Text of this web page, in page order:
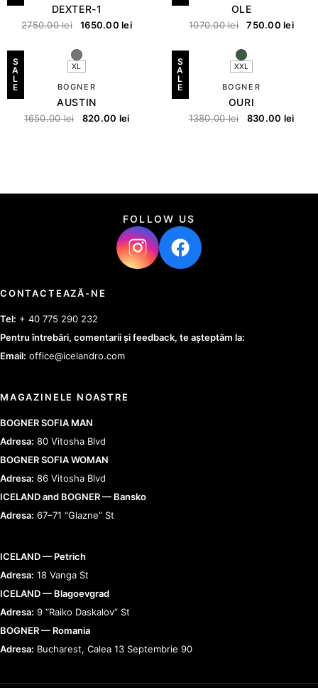
DEXTER-1
2750.00lei 1650.00lei
OLE
1070.00lei 750.00lei
S
A
L
E
XL
BOGNER
AUSTIN
1650.00lei 820.00 lei
S
A
L
E
XXL
BOGNER
OURI
1380.00lei 830.00 lei
FOLLOW US
CONTACTEAZĂ-NE
Tel: + 40 775 290 232
Pentru întrebări, comentarii și feedback, te așteptăm la:
Email: office@icelandro.com
MAGAZINELE NOASTRE
BOGNER SOFIA MAN
Adresa: 80 Vitosha Blvd
BOGNER SOFIA WOMAN
Adresa: 86 Vitosha Blvd
ICELAND and BOGNER — Bansko
Adresa: 67–71 “Glazne” St
ICELAND — Petrich
Adresa: 18 Vanga St
ICELAND — Blagoevgrad
Adresa: 9 “Raiko Daskalov” St
BOGNER — Romania
Adresa: Bucharest, Calea 13 Septembrie 90